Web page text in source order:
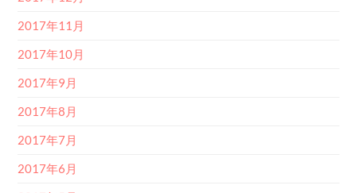
2017年11月
2017年10月
2017年9月
2017年8月
2017年7月
2017年6月